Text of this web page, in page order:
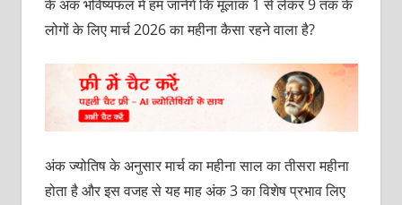
के अंक भविष्यफल में हम जानेंगे कि मूलांक 1 से लेकर 9 तक के
लोगों के लिए मार्च 2026 का महीना कैसा रहने वाला है?
अंक ज्योतिष के अनुसार मार्च का महीना साल का तीसरा महीना
होता है और इस वजह से यह माह अंक 3 का विशेष प्रभाव लिए